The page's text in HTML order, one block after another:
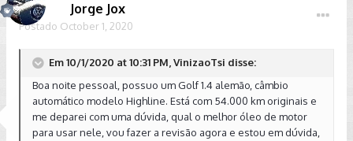
Jorge Jox
Postado October 1, 2020
Em 10/1/2020 at 10:31 PM, VinizaoTsi disse:
Boa noite pessoal, possuo um Golf 1.4 alemão, câmbio
automático modelo Highline. Está com 54.000 km originais e
me deparei com uma dúvida, qual o melhor óleo de motor
para usar nele, vou fazer a revisão agora e estou em dúvida,